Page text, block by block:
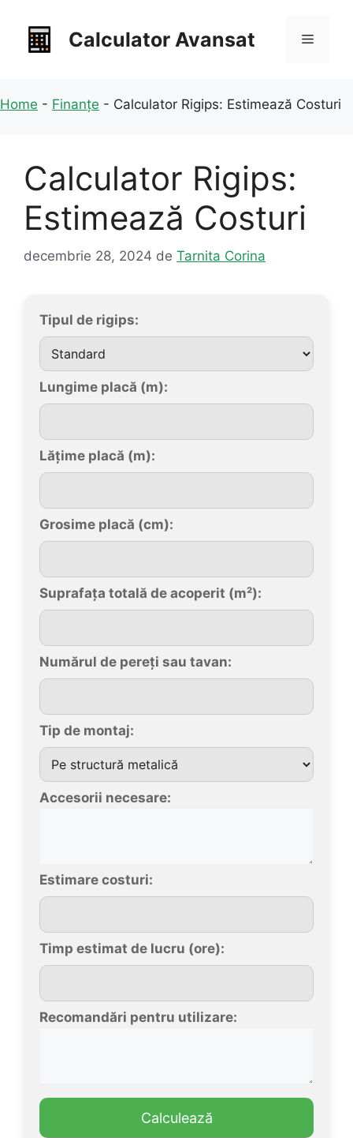
conținut
Calculator Avansat Meniu
Home - Finanțe - Calculator Rigips: Estimează Costuri
Calculator Rigips:
Estimează Costuri
decembrie 28, 2024 de Tarnita Corina
Tipul de rigips:
Lungime placă (m):
Lățime placă (m):
Grosime placă (cm):
Suprafața totală de acoperit (m²):
Numărul de pereți sau tavan:
Tip de montaj:
Accesorii necesare:
Estimare costuri:
Timp estimat de lucru (ore):
Recomandări pentru utilizare:
Calculează